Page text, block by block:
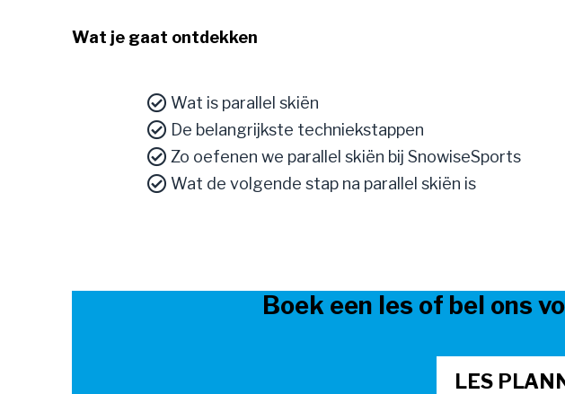
Wat je gaat ontdekken
Wat is parallel skiën
De belangrijkste techniekstappen
Zo oefenen we parallel skiën bij SnowiseSports
Wat de volgende stap na parallel skiën is
Boek een les of bel ons
LES